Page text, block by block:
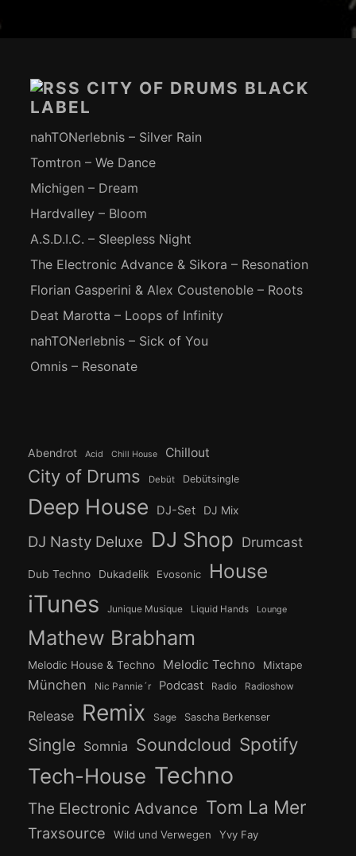
CITY OF DRUMS BLACK
LABEL
nahTONerlebnis – Silver Rain
Tomtron – We Dance
Michigen – Dream
Hardvalley – Bloom
A.S.D.I.C. – Sleepless Night
The Electronic Advance & Sikora – Resonation
Florian Gasperini & Alex Coustenoble – Roots
Deat Marotta – Loops of Infinity
nahTONerlebnis – Sick of You
Omnis – Resonate
Abendrot Acid Chill House Chillout
City of Drums Debüt Debütsingle
Deep House DJ-Set DJ Mix
DJ Nasty Deluxe DJ Shop Drumcast
Dub Techno Dukadelik Evosonic House
iTunes Junique Musique Liquid Hands Lounge
Mathew Brabham
Melodic House & Techno Melodic Techno Mixtape
München Nic Pannie´r Podcast Radio Radioshow
Release Remix Sage Sascha Berkenser
Single Somnia Soundcloud Spotify
Tech-House Techno
The Electronic Advance Tom La Mer
Traxsource Wild und Verwegen Yvy Fay